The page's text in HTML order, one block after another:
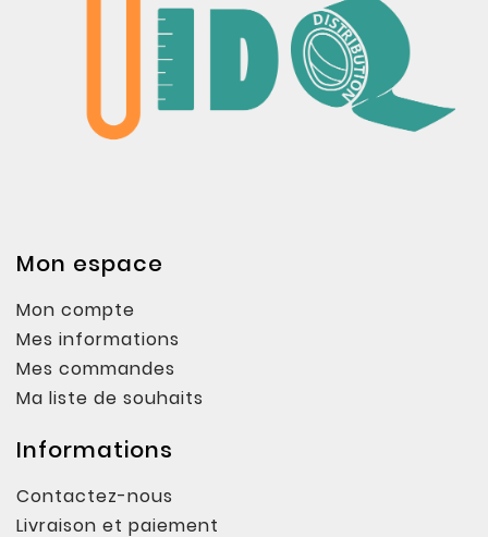
Mon espace
Mon compte
Mes informations
Mes commandes
Ma liste de souhaits
Informations
Contactez-nous
Livraison et paiement